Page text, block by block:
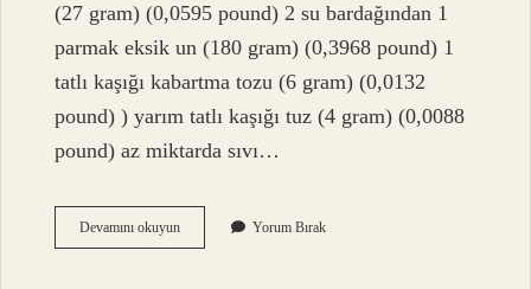
(27 gram) (0,0595 pound) 2 su bardağından 1
parmak eksik un (180 gram) (0,3968 pound) 1
tatlı kaşığı kabartma tozu (6 gram) (0,0132
pound) ) yarım tatlı kaşığı tuz (4 gram) (0,0088
pound) az miktarda sıvı…
Devamını okuyunKrep
Hamuruna
Yorum Bırak